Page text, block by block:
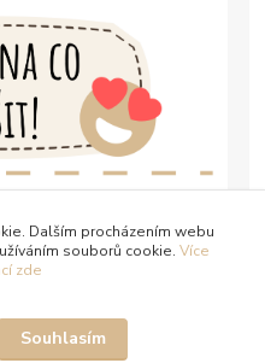
Dalším procházením webu
souborů cookie. Více
zde
Souhlasím